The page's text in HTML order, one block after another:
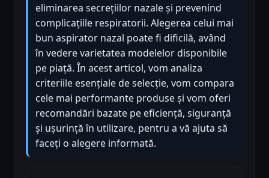
eliminarea secrețiilor nazale și prevenind
complicațiile respiratorii. Alegerea celui mai
bun aspirator nazal poate fi dificilă, având
în vedere varietatea modelelor disponibile
pe piață. În acest articol, vom analiza
criteriile esențiale de selecție, vom compara
cele mai performante produse și vom oferi
recomandări bazate pe eficiență, siguranță
și ușurință în utilizare, pentru a vă ajuta să
faceți o alegere informată.